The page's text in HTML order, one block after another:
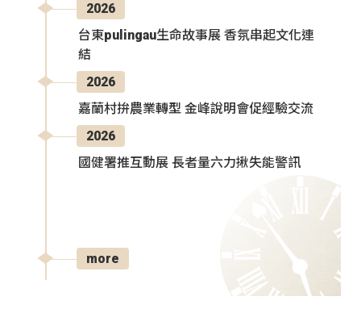
2026
台東pulingau生命故事展 香氛串起文化連
結
2026
嘉蘭村拚農業轉型 金峰說明會促經驗交流
2026
國健署推互動展 長者量六力揪失能警訊
more